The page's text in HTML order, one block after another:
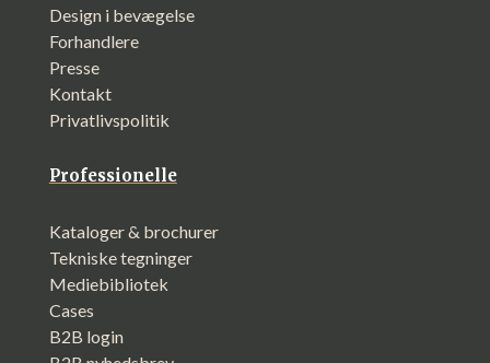
Design i bevægelse
Forhandlere
Presse
Kontakt
Privatlivspolitik
Professionelle
Kataloger & brochurer
Tekniske tegninger
Mediebibliotek
Cases
B2B login